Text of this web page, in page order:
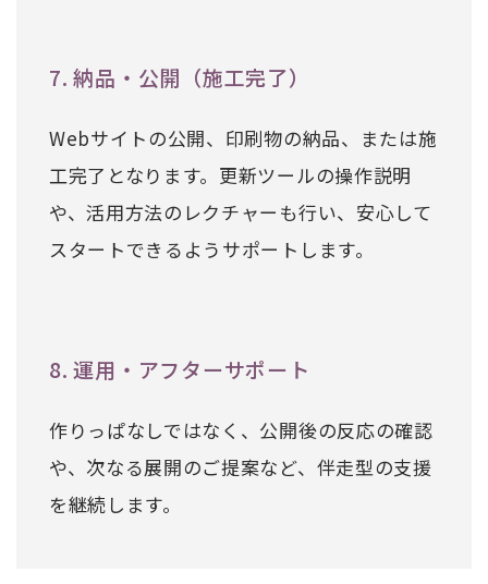
7. 納品・公開（施工完了）
Webサイトの公開、印刷物の納品、または施
工完了となります。更新ツールの操作説明
や、活用方法のレクチャーも行い、安心して
スタートできるようサポートします。
8. 運用・アフターサポート
作りっぱなしではなく、公開後の反応の確認
や、次なる展開のご提案など、伴走型の支援
を継続します。